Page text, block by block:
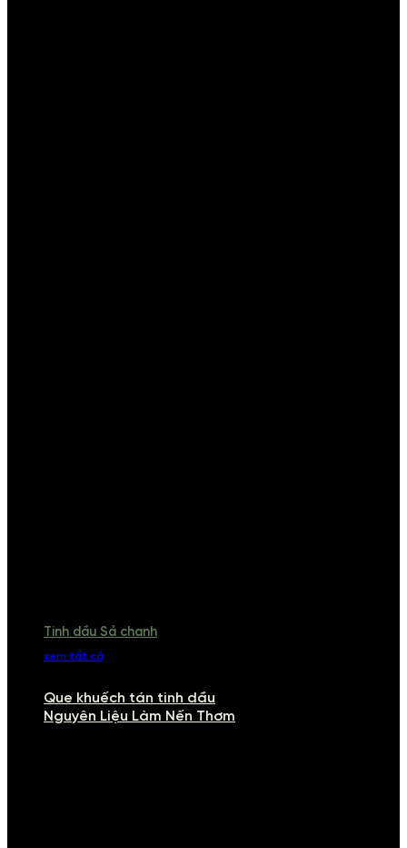
Tinh dầu Sả chanh
xem tất cả
Que khuếch tán tinh dầu
Nguyên Liệu Làm Nến Thơm